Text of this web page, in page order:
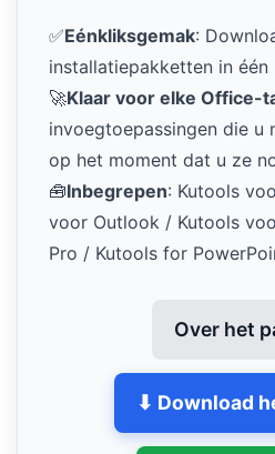
✅Eénkliksgemak:
installatiepakketten in één
🚀Klaar voor elke Office-
invoegtoepassingen die u
op het moment dat u ze
🧰Inbegrepen: Kutools
voor Outlook / Kutools
Pro / Kutools for
Over het
⬇ Download